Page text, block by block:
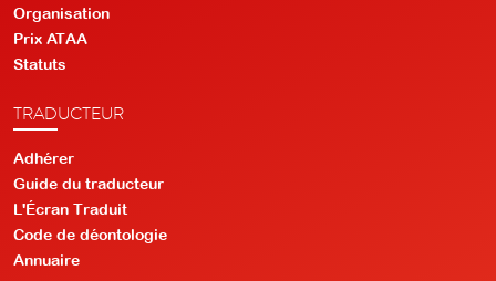
Organisation
Prix ATAA
Statuts
TRADUCTEUR
Adhérer
Guide du traducteur
L'Écran Traduit
Code de déontologie
Annuaire